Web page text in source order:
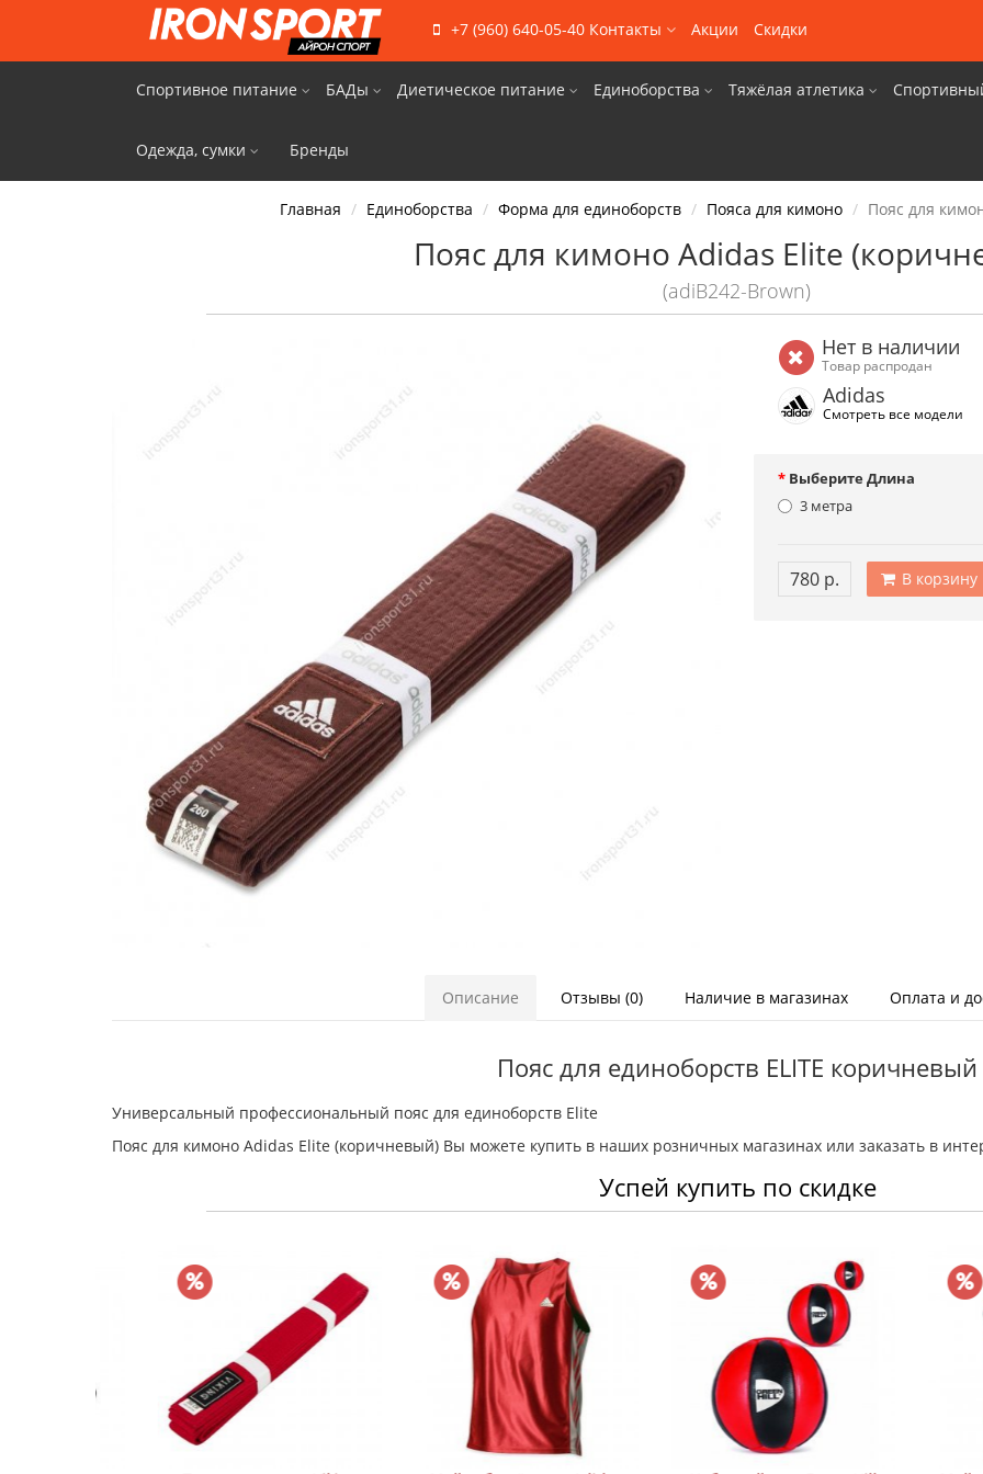
+7 (960) 640-05-40 Контакты Акции Скидки
Спортивное питание БАДы Диетическое питание Единоборства Тяжёлая атлетика
Одежда, сумки Бренды
Главная Единоборства Форма для единоборств Пояса для кимоно Пояс для
Пояс для кимоно Adidas Elite
(adiB242-Brown)
Нет в наличии
Товар распродан
Adidas
Смотреть все модели
Выберите Длина
3 метра
780 р. В корзину
Описание Отзывы (0) Наличие в магазинах Оплата и
Пояс для единоборств ELITE коричневый
Универсальный профессиональный пояс для единоборств Elite
Пояс для кимоно Adidas Elite (коричневый) Вы можете купить в наших розничных магазинах или заказать в
Успей купить по скидке